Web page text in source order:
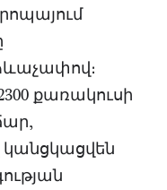
քառակուսի